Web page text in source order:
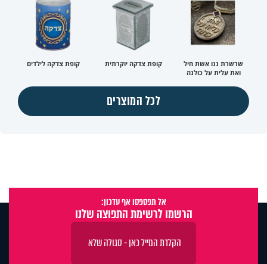
שרשרת ננו אשת חיל
ואת עלית על כולנה
קופת צדקה יוקרתית קופת צדקה לילדים
לכל המוצרים
אל תפספסו אף עדכון:
הרשמו לרשימת התפוצה שלנו